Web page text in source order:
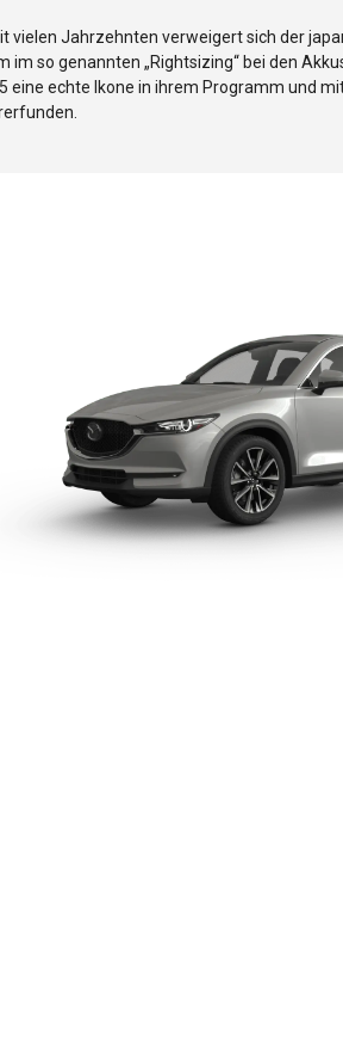
Jahrzehnten verweigert sich der
so genannten „Rightsizing“ bei den
echte Ikone in ihrem Programm und